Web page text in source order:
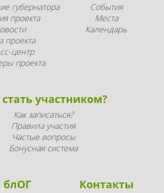
губернатора
проекта
проекта
центр
проекта
События
Места
Календарь
участником?
Как записаться?
Правила участия
Частые вопросы
Бонусная система
Контакты